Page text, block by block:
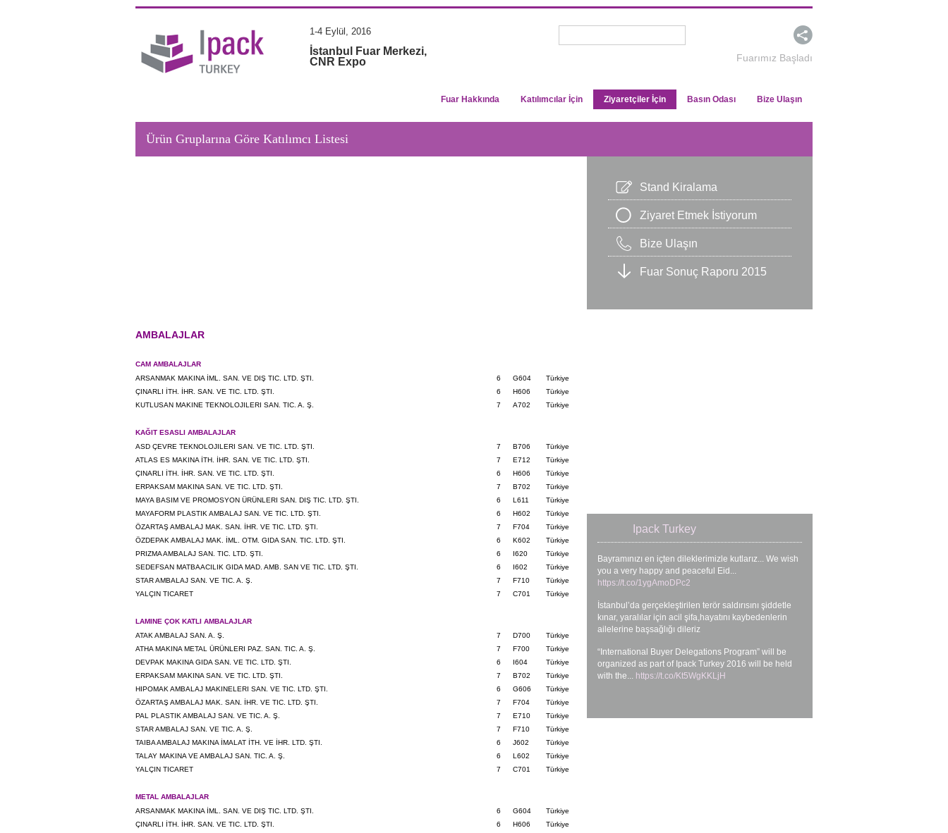
1-4 Eylül, 2016
İstanbul Fuar Merkezi,
CNR Expo
Fuarımız Başladı
Fuar Hakkında Katılımcılar İçin Ziyaretçiler İçin Basın Odası Bize Ulaşın
Ürün Gruplarına Göre Katılımcı Listesi
Stand Kiralama
Ziyaret Etmek İstiyorum
Bize Ulaşın
Fuar Sonuç Raporu 2015
AMBALAJLAR
CAM AMBALAJLAR
ARSANMAK MAKINA İML. SAN. VE DIŞ TIC. LTD. ŞTI.
6 G604
Türkiye
ÇINARLI İTH. İHR. SAN. VE TIC. LTD. ŞTI.
6 H606
Türkiye
KUTLUSAN MAKINE TEKNOLOJILERI SAN. TIC. A. Ş.
7 A702 Türkiye
KAĞIT ESASLI AMBALAJLAR
ASD ÇEVRE TEKNOLOJILERI SAN. VE TIC. LTD. ŞTI.
7 B706
Türkiye
ATLAS ES MAKINA İTH. İHR. SAN. VE TIC. LTD. ŞTI.
7 E712
Türkiye
ÇINARLI İTH. İHR. SAN. VE TIC. LTD. ŞTI.
6 H606
Türkiye
ERPAKSAM MAKINA SAN. VE TIC. LTD. ŞTI.
7 B702
Türkiye
MAYA BASIM VE PROMOSYON ÜRÜNLERI SAN. DIŞ TIC. LTD. ŞTI.
6 L611
Türkiye
MAYAFORM PLASTIK AMBALAJ SAN. VE TIC. LTD. ŞTI.
6 H602
Türkiye
ÖZARTAŞ AMBALAJ MAK. SAN. İHR. VE TIC. LTD. ŞTI.
7 F704
Türkiye
ÖZDEPAK AMBALAJ MAK. İML. OTM. GIDA SAN. TIC. LTD. ŞTI.
6 K602
Türkiye
PRIZMA AMBALAJ SAN. TIC. LTD. ŞTI.
6 I620
Türkiye
SEDEFSAN MATBAACILIK GIDA MAD. AMB. SAN VE TIC. LTD. ŞTI.
6 I602
Türkiye
STAR AMBALAJ SAN. VE TIC. A. Ş.
7 F710
Türkiye
YALÇIN TICARET
7 C701 Türkiye
LAMINE ÇOK KATLI AMBALAJLAR
ATAK AMBALAJ SAN. A. Ş.
7 D700
Türkiye
ATHA MAKINA METAL ÜRÜNLERI PAZ. SAN. TIC. A. Ş.
7 F700
Türkiye
DEVPAK MAKINA GIDA SAN. VE TIC. LTD. ŞTI.
6 I604
Türkiye
ERPAKSAM MAKINA SAN. VE TIC. LTD. ŞTI.
7 B702
Türkiye
HIPOMAK AMBALAJ MAKINELERI SAN. VE TIC. LTD. ŞTI.
6 G606
Türkiye
ÖZARTAŞ AMBALAJ MAK. SAN. İHR. VE TIC. LTD. ŞTI.
7 F704
Türkiye
PAL PLASTIK AMBALAJ SAN. VE TIC. A. Ş.
7 E710
Türkiye
STAR AMBALAJ SAN. VE TIC. A. Ş.
7 F710
Türkiye
TAIBA AMBALAJ MAKINA İMALAT İTH. VE İHR. LTD. ŞTI.
6 J602
Türkiye
TALAY MAKINA VE AMBALAJ SAN. TIC. A. Ş.
6 L602
Türkiye
YALÇIN TICARET
7 C701 Türkiye
METAL AMBALAJLAR
ARSANMAK MAKINA İML. SAN. VE DIŞ TIC. LTD. ŞTI.
6 G604
Türkiye
ÇINARLI İTH. İHR. SAN. VE TIC. LTD. ŞTI.
6 H606
Türkiye
Ipack Turkey
Bayramınızı en içten dileklerimizle kutlarız... We wish
you a very happy and peaceful Eid...
https://t.co/1ygAmoDPc2
İstanbul’da gerçekleştirilen terör saldırısını şiddetle
kınar, yaralılar için acil şifa,hayatını kaybedenlerin
ailelerine başsağlığı dileriz
“International Buyer Delegations Program” will be
organized as part of Ipack Turkey 2016 will be held
with the... https://t.co/Kt5WgKKLjH